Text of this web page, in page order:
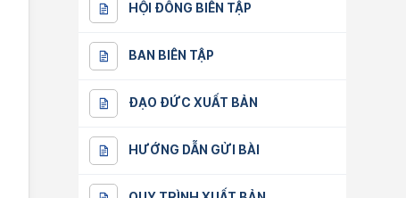
HỘI ĐỒNG BIÊN TẬP
BAN BIÊN TẬP
ĐẠO ĐỨC XUẤT BẢN
HƯỚNG DẪN GỬI BÀI